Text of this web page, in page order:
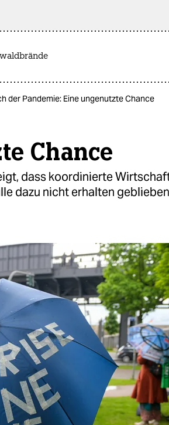
waldbrände
der Pandemie: Eine ungenutzte Chance
Chance
dass koordinierte
dazu nicht erhalten